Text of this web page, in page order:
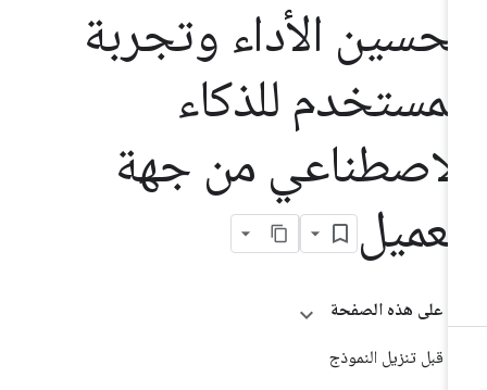
الأداء وتجربة
للذكاء
من جهة
على هذه الصفحة
قبل تنزيل النموذج